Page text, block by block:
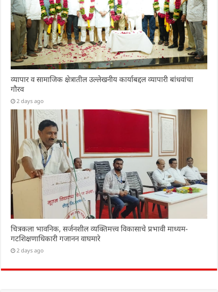
व्यापार व सामाजिक क्षेत्रातील उल्लेखनीय कार्याबद्दल व्यापारी बांधवांचा
गौरव
2 days ago
चित्रकला भावनिक, सर्जनशील व्यक्तिमत्त्व विकासाचे प्रभावी माध्यम-
गटशिक्षणाधिकारी गजानन वाघमारे
2 days ago